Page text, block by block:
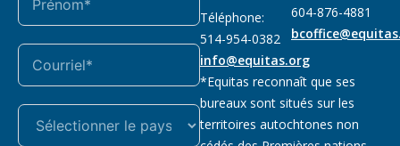
Téléphone:
514-954-0382
info@equitas.org
604-876-4881
*Equitas reconnaît que ses
bureaux sont situés sur les
territoires autochtones non